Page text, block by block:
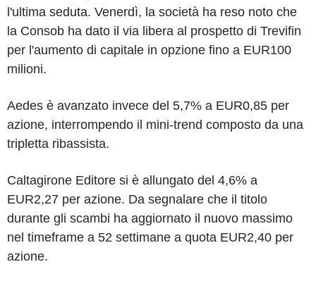
l'ultima seduta. Venerdì, la società ha reso noto che
la Consob ha dato il via libera al prospetto di Trevifin
per l'aumento di capitale in opzione fino a EUR100
milioni.
Aedes è avanzato invece del 5,7% a EUR0,85 per
azione, interrompendo il mini-trend composto da una
tripletta ribassista.
Caltagirone Editore si è allungato del 4,6% a
EUR2,27 per azione. Da segnalare che il titolo
durante gli scambi ha aggiornato il nuovo massimo
nel timeframe a 52 settimane a quota EUR2,40 per
azione.